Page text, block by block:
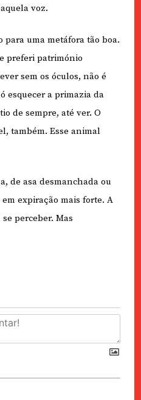
voz.
para uma metáfora tão boa.
preferi património
sem os óculos, não é
esquecer a primazia da
de sempre, até ver. O
também. Esse animal
de asa desmanchada ou
expiração mais forte. A
perceber. Mas